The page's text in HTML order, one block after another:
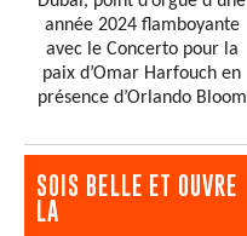
année 2024 flamboyante
avec le Concerto pour la
paix d’Omar Harfouch en
présence d’Orlando Bloom
SOIS BELLE ET OUVRE
LA